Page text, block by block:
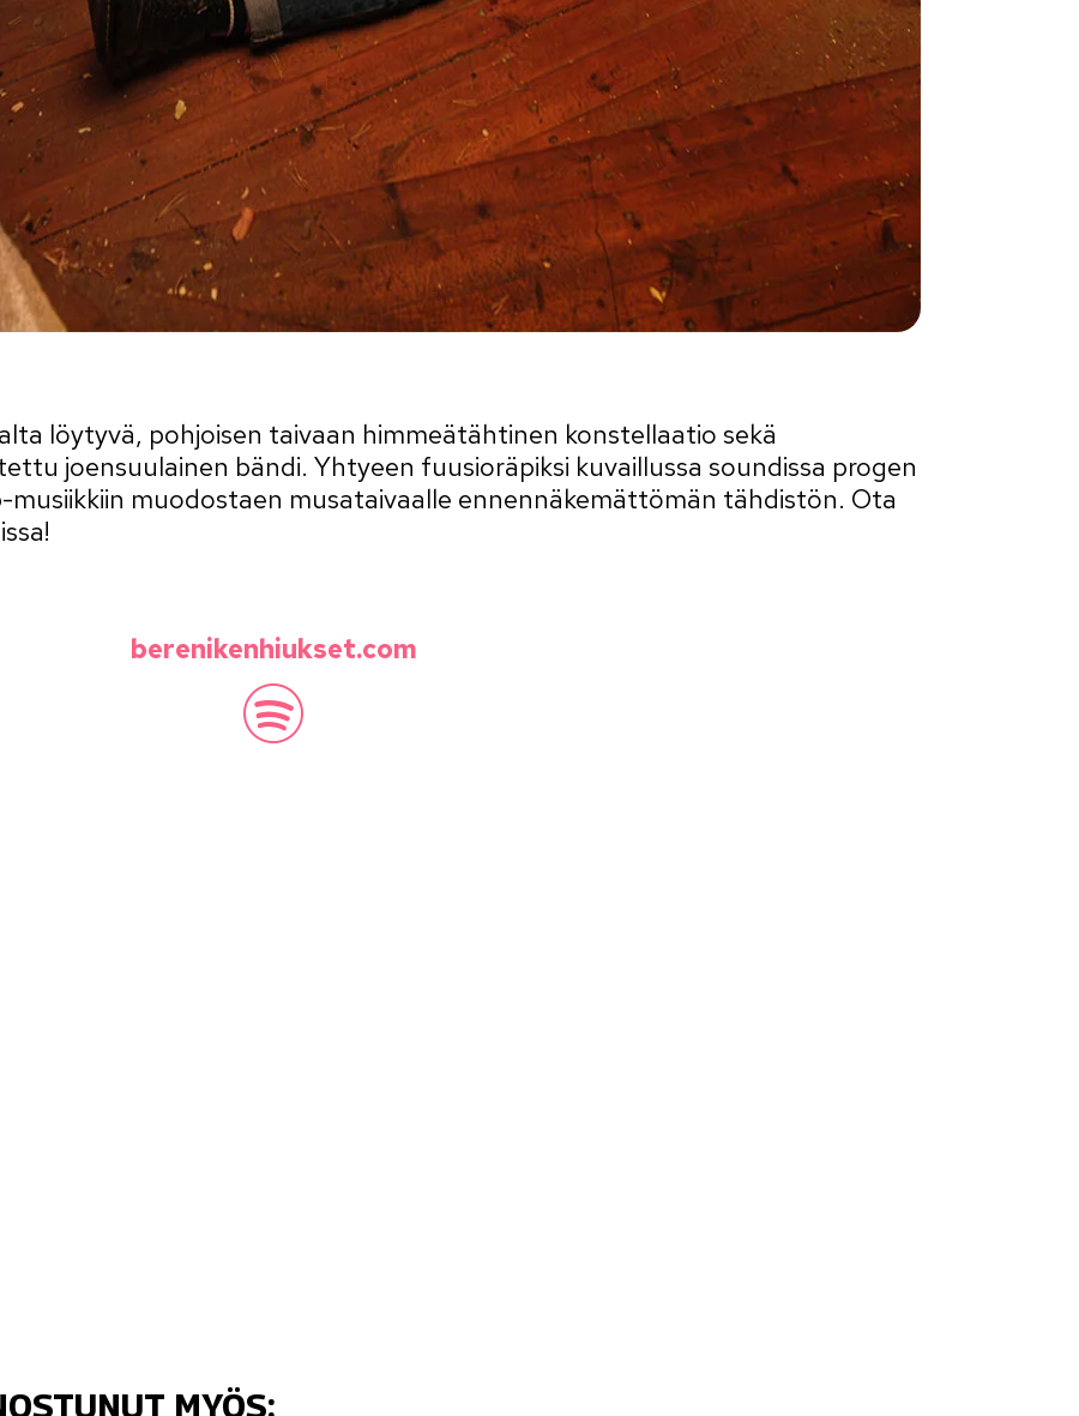
löytyvä, pohjoisen taivaan himmeätähtinen konstellaatio sekä
joensuulainen bändi. Yhtyeen fuusioräpiksi kuvaillussa soundissa progen
muodostaen musataivaalle ennennäkemättömän tähdistön. Ota
berenikenhiukset.com
MYÖS: